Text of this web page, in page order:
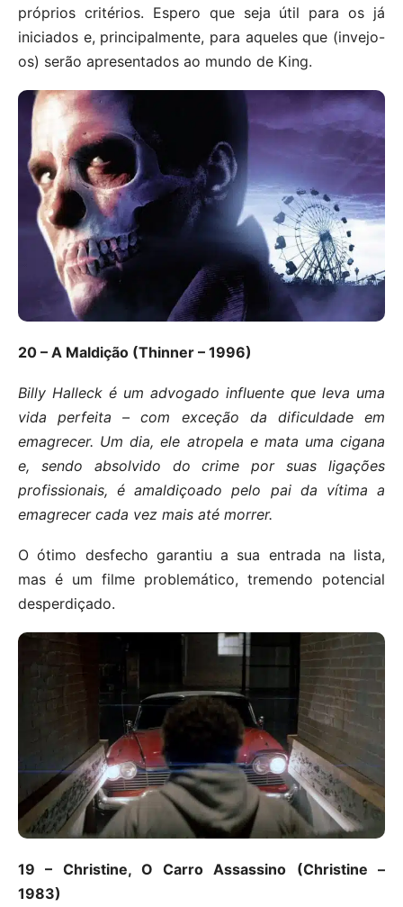
próprios critérios. Espero que seja útil para os já
iniciados e, principalmente, para aqueles que (invejo-
os) serão apresentados ao mundo de King.
20 – A Maldição (Thinner – 1996)
Billy Halleck é um advogado influente que leva uma
vida perfeita – com exceção da dificuldade em
emagrecer. Um dia, ele atropela e mata uma cigana
e, sendo absolvido do crime por suas ligações
profissionais, é amaldiçoado pelo pai da vítima a
emagrecer cada vez mais até morrer.
O ótimo desfecho garantiu a sua entrada na lista,
mas é um filme problemático, tremendo potencial
desperdiçado.
19 – Christine, O Carro Assassino (Christine –
1983)